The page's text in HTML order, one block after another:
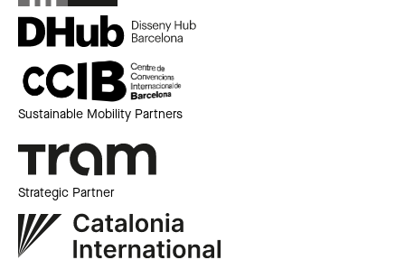
Sustainable Mobility Partners
Strategic Partner